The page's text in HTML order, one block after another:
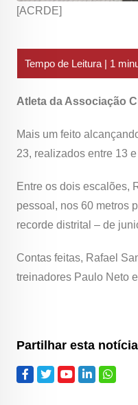
[ACRDE]
Atleta da Associação
Mais um feito
23, realizados entre 13
Entre os dois escalões,
pessoal, nos 60 metros
recorde distrital – de
Contas feitas, Rafael
treinadores Paulo Neto
Partilhar esta notícia